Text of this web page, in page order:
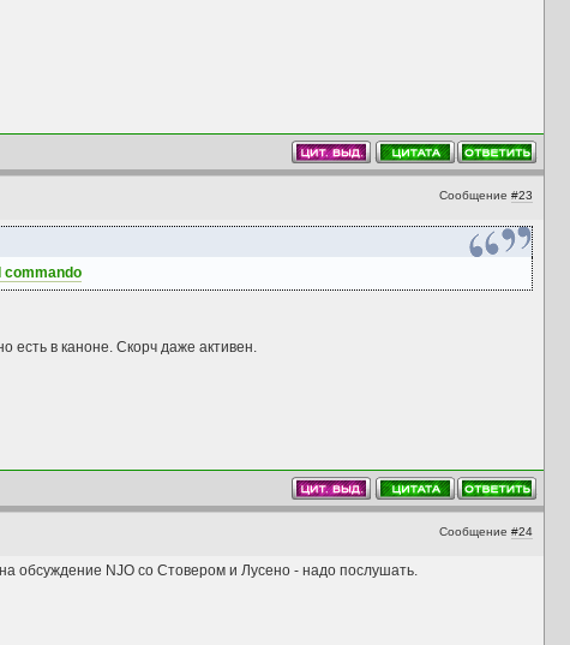
Сообщение #23
commando
есть в каноне. Скорч даже активен.
Сообщение #24
обсуждение NJO со Стовером и Лусено - надо послушать.